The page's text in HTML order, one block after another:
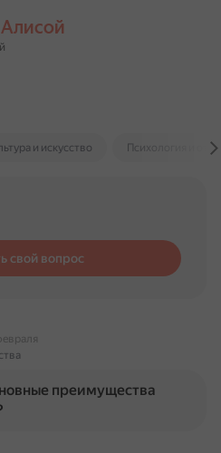
Алисой
и искусство Психология и
свой вопрос
преимущества